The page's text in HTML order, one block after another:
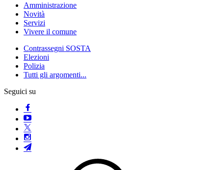
Amministrazione
Novità
Servizi
Vivere il comune
Contrassegni SOSTA
Elezioni
Polizia
Tutti gli argomenti...
Seguici su